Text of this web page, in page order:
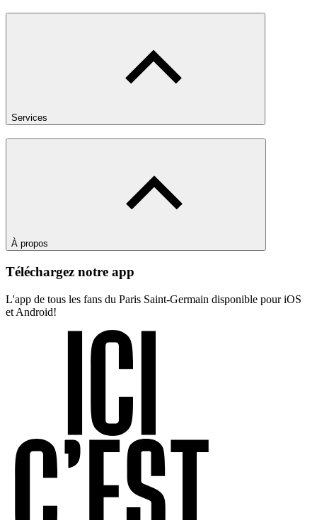
Services
À propos
Téléchargez notre app
L'app de tous les fans du Paris Saint-Germain disponible pour iOS
et Android!